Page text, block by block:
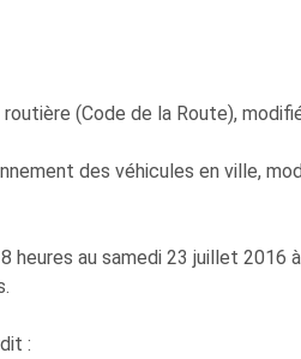
(Code de la Route),
des véhicules en ville,
au samedi 23 juillet 2016
: